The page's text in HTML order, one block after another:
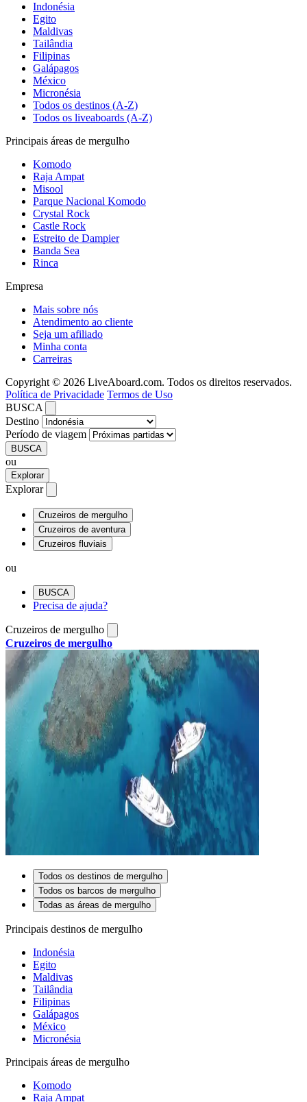
Indonésia
Egito
Maldivas
Tailândia
Filipinas
Galápagos
México
Micronésia
Todos os destinos (A-Z)
Todos os liveaboards (A-Z)
Principais áreas de mergulho
Komodo
Raja Ampat
Misool
Parque Nacional Komodo
Crystal Rock
Castle Rock
Estreito de Dampier
Banda Sea
Rinca
Empresa
Mais sobre nós
Atendimento ao cliente
Seja um afiliado
Minha conta
Carreiras
Copyright © 2026 LiveAboard.com. Todos os direitos reservados.
Política de Privacidade Termos de Uso
BUSCA
Destino
Período de viagem
BUSCA
ou
Explorar
Explorar
Cruzeiros de mergulho
Cruzeiros de aventura
Cruzeiros fluviais
ou
BUSCA
Precisa de ajuda?
Cruzeiros de mergulho
Cruzeiros de mergulho
Todos os destinos de mergulho
Todos os barcos de mergulho
Todas as áreas de mergulho
Principais destinos de mergulho
Indonésia
Egito
Maldivas
Tailândia
Filipinas
Galápagos
México
Micronésia
Principais áreas de mergulho
Komodo
Raja Ampat